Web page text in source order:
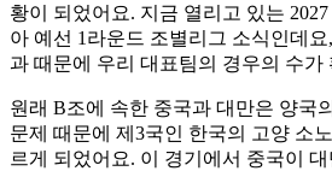
황이 되었어요. 지금 열리고 있는
아 예선 1라운드 조별리그 소식인데
과 때문에 우리 대표팀의 경우의 수가
원래 B조에 속한 중국과 대만은 양국
문제 때문에 제3국인 한국의 고양 소
르게 되었어요. 이 경기에서 중국이